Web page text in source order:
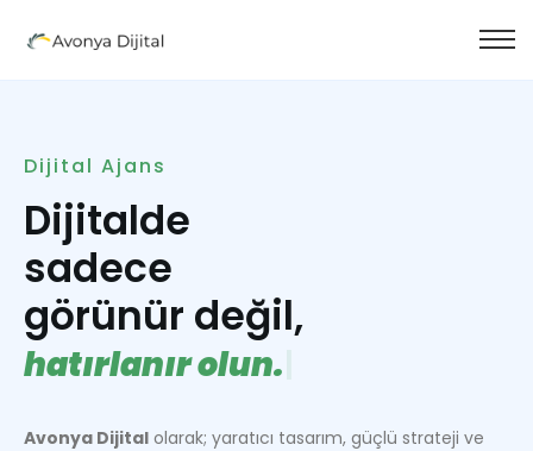
Dijital Ajans
Dijitalde
sadece
görünür değil,
hatırlanırolun.
Avonya Dijital olarak; yaratıcı tasarım, güçlü strateji ve